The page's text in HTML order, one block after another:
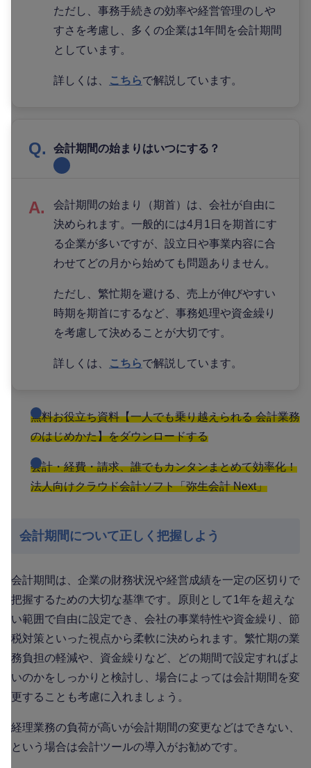
ただし、事務手続きの効率や経営管理のしや
すさを考慮し、多くの企業は1年間を会計期間
としています。
詳しくは、 こちらで解説しています。
会計期間の始まりはいつにする？
会計期間の始まり（期首）は、会社が自由に
決められます。一般的には4月1日を期首にす
る企業が多いですが、設立日や事業内容に合
わせてどの月から始めても問題ありません。
ただし、繁忙期を避ける、売上が伸びやすい
時期を期首にするなど、事務処理や資金繰り
を考慮して決めることが大切です。
詳しくは、 こちらで解説しています。
無料お役立ち資料【一人でも乗り越えられる 会計業務
のはじめかた】をダウンロードする
会計・経費・請求、誰でもカンタンまとめて効率化！
法人向けクラウド会計ソフト「弥生会計 Next」
会計期間について正しく把握しよう
会計期間は、企業の財務状況や経営成績を一定の区切りで
把握するための大切な基準です。原則として1年を超えな
い範囲で自由に設定でき、会社の事業特性や資金繰り、節
税対策といった視点から柔軟に決められます。繁忙期の業
務負担の軽減や、資金繰りなど、どの期間で設定すればよ
いのかをしっかりと検討し、場合によっては会計期間を変
更することも考慮に入れましょう。
経理業務の負荷が高いが会計期間の変更などはできない、
という場合は会計ツールの導入がお勧めです。